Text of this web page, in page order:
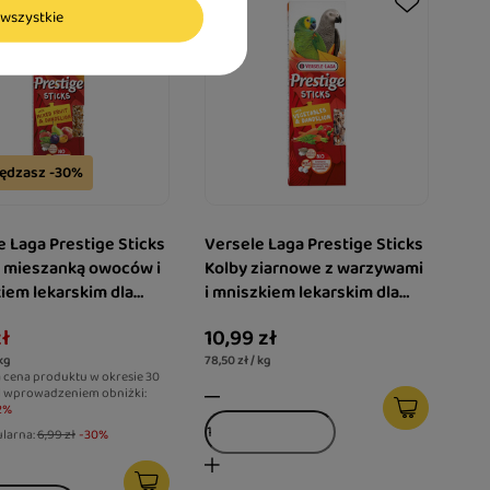
-30%
Laga Prestige Sticks
owoców i
lekarskim dla
cena produktu w okresie 30
obniżki:
6,99 zł -30%
Versele Laga Prestige Sticks
Kolby ziarnowe z warzywami
i mniszkiem lekarskim dla
70 g
10,99 zł
78,50 zł / kg